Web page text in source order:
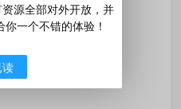
源全部对外开放，并
你一个不错的体验！
读